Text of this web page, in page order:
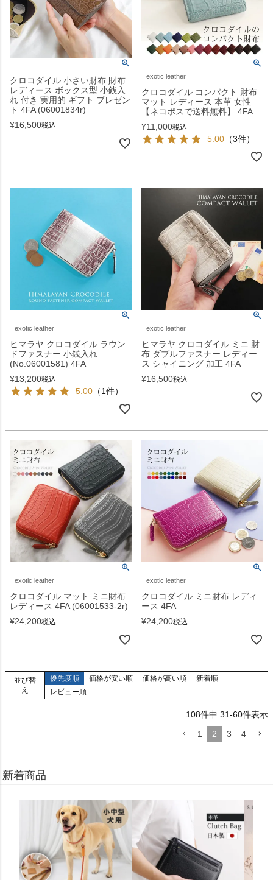
クロコダイル 小さい財布 財布
レディース ボックス型 小銭入
れ 付き 実用的 ギフト プレゼン
ト 4FA (06001834r)
¥16,500税込
exotic leather
クロコダイル コンパクト 財布
マット レディース 本革 女性
【ネコポスで送料無料】 4FA
¥11,000税込
5.00 （3件）
exotic leather
ヒマラヤ クロコダイル ラウン
ドファスナー 小銭入れ
(No.06001581) 4FA
¥13,200税込
5.00 （1件）
exotic leather
ヒマラヤ クロコダイル ミニ 財
布 ダブルファスナー レディー
ス シャイニング 加工 4FA
¥16,500税込
exotic leather
クロコダイル マット ミニ財布
レディース 4FA (06001533-2r)
¥24,200税込
exotic leather
クロコダイル ミニ財布 レディ
ース 4FA
¥24,200税込
並び替
え
優先度順 価格が安い順 価格が高い順
新着順
レビュー順
108件中 31-60件表示
1
2 3 4
新着商品